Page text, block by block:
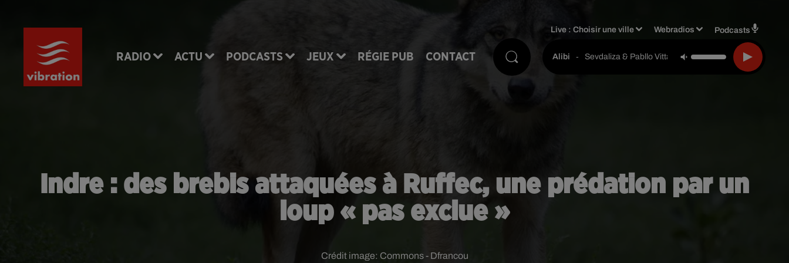
RADIO ACTU PODCASTS JEUX RÉGIE PUB CONTACT
Live :Choisir une ville Webradios Podcasts
Alibi - Sevdaliza & Pabllo Vittar & Yseult
Indre : des brebis attaquées à Ruffec, une prédation par un
loup « pas exclue »
Crédit image: Commons - Dfrancou